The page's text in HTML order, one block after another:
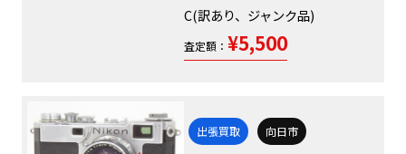
C(訳あり、ジャンク品)
査定額： ¥5,500
出張買取 向日市